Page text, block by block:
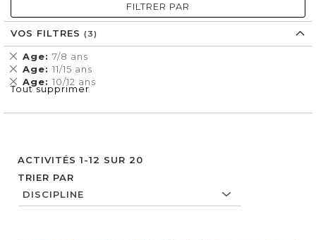
ACTIVITÉS 1-12 SUR 20
TRIER PAR
FILTRER PAR
VOS FILTRES
Age 7/8 ans
Supprimer
cet
Élément
Age 11/15 ans
Supprimer
cet
Élément
Age 10/12 ans
Supprimer
cet
Tout supprimer